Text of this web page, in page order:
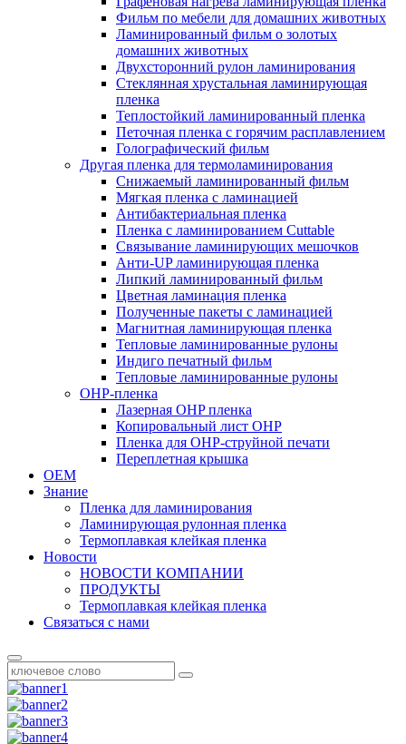
Фильм по мебели для домашних животных
Ламинированный фильм о золотых
домашних животных
Двухсторонний рулон ламинирования
Стеклянная хрустальная ламинирующая
пленка
Теплостойкий ламинированный пленка
Петочная пленка с горячим расплавлением
Голографический фильм
Другая пленка для термоламинирования
Снижаемый ламинированный фильм
Мягкая пленка с ламинацией
Антибактериальная пленка
Пленка с ламинированием Cuttable
Связывание ламинирующих мешочков
Анти-UP ламинирующая пленка
Липкий ламинированный фильм
Цветная ламинация пленка
Полученные пакеты с ламинацией
Магнитная ламинирующая пленка
Тепловые ламинированные рулоны
Индиго печатный фильм
Тепловые ламинированные рулоны
OHP-пленка
Лазерная OHP пленка
Копировальный лист OHP
Пленка для OHP-струйной печати
Переплетная крышка
OEM
Знание
Пленка для ламинирования
Ламинирующая рулонная пленка
Термоплавкая клейкая пленка
Новости
НОВОСТИ КОМПАНИИ
ПРОДУКТЫ
Термоплавкая клейкая пленка
Связаться с нами